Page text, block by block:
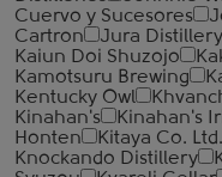
Cuervo y Sucesores
Cartron
Jura Distillery
Kaiun Doi Shuzojo
Kamotsuru Brewing
Kentucky Owl
Kinahan's
Kinahan's
Honten
Kitaya Co. Ltd.
Knockando Distillery